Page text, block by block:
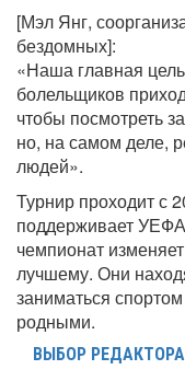
[Мэл Янг,
бездомных]:
«Наша главная
болельщиков
чтобы посмотреть
но, на самом деле,
людей».
Турнир проходит с
поддерживает
чемпионат
лучшему. Они
заниматься
родными.
ВЫБОР